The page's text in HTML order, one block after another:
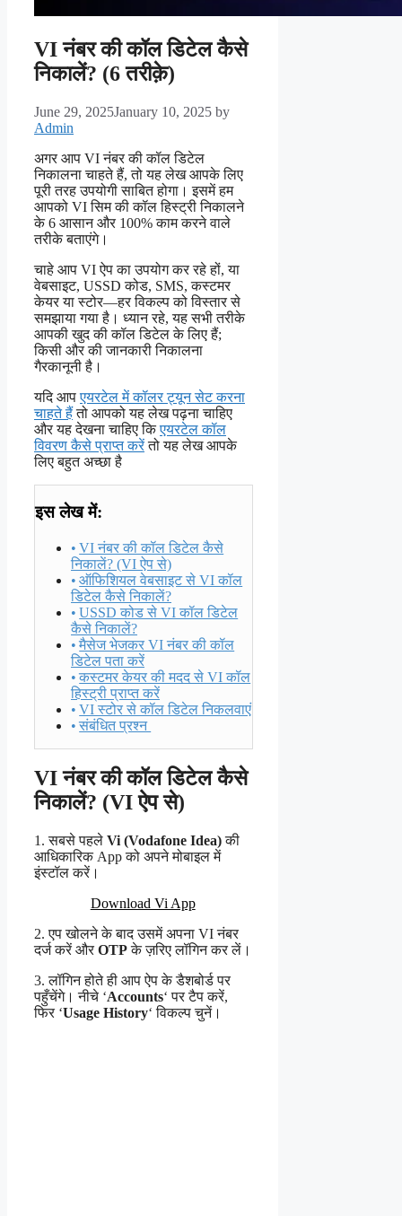
VI नंबर की कॉल डिटेल कैसे
निकालें? (6 तरीक़े)
June 29, 2025January 10, 2025 by
Admin
अगर आप VI नंबर की कॉल डिटेल
निकालना चाहते हैं, तो यह लेख आपके लिए
पूरी तरह उपयोगी साबित होगा। इसमें हम
आपको VI सिम की कॉल हिस्ट्री निकालने
के 6 आसान और 100% काम करने वाले
तरीके बताएंगे।
चाहे आप VI ऐप का उपयोग कर रहे हों, या
वेबसाइट, USSD कोड, SMS, कस्टमर
केयर या स्टोर—हर विकल्प को विस्तार से
समझाया गया है। ध्यान रहे, यह सभी तरीके
आपकी खुद की कॉल डिटेल के लिए हैं;
किसी और की जानकारी निकालना
गैरकानूनी है।
यदि आपएयरटेल में कॉलर ट्यून सेट करना
चाहते हैंतो आपको यह लेख पढ़ना चाहिए
और यह देखना चाहिए किएयरटेल कॉल
विवरण कैसे प्राप्त करेंतो यह लेख आपके
लिए बहुत अच्छा है
इस लेख में:
VI नंबर की कॉल डिटेल कैसे
निकालें? (VI ऐप से)
ऑफिशियल वेबसाइट से VI कॉल
डिटेल कैसे निकालें?
USSD कोड से VI कॉल डिटेल
कैसे निकालें?
मैसेज भेजकर VI नंबर की कॉल
डिटेल पता करें
कस्टमर केयर की मदद से VI कॉल
हिस्ट्री प्राप्त करें
VI स्टोर से कॉल डिटेल निकलवाएं
संबंधित प्रश्न
VI नंबर की कॉल डिटेल कैसे
निकालें? (VI ऐप से)
1. सबसे पहले Vi (Vodafone Idea)की
आधिकारिक App को अपने मोबाइल में
इंस्टॉल करें।
Download Vi App
2. एप खोलने के बाद उसमें अपना VI नंबर
दर्ज करें और OTPके ज़रिए लॉगिन कर लें।
3. लॉगिन होते ही आप ऐप के डैशबोर्ड पर
पहुँचेंगे। नीचे ‘Accounts‘ पर टैप करें,
फिर ‘Usage History‘ विकल्प चुनें।